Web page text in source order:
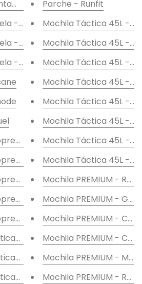
- rosa
- camo mixto
- rosa
- camo gris
negro neblina
verde jasper
rainbow
aqua thunder
negro
blancas
rosas
grises
Parche - Runfit
Mochila Táctica 45L -
Mochila Táctica 45L -
Mochila Táctica 45L -
Mochila Táctica 45L -
Mochila Táctica 45L -
Mochila Táctica 45L -
Mochila Táctica 45L -
Mochila Táctica 45L -
Mochila PREMIUM - Rosa
Mochila PREMIUM - Gris
Mochila PREMIUM -
Mochila PREMIUM -
Mochila PREMIUM -
Mochila PREMIUM - Roja